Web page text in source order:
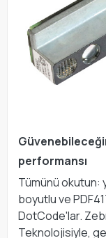
performansı
Tümünü okutun:
boyutlu ve
DotCode'lar.
Teknolojisiyle,